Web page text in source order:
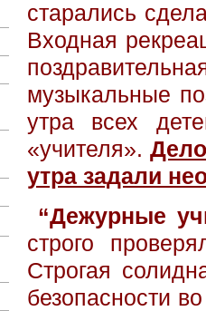
старались
Входная
музыкальные
утра всех
«учителя».
утра задали
“Дежурные
строго
Строгая
безопасности